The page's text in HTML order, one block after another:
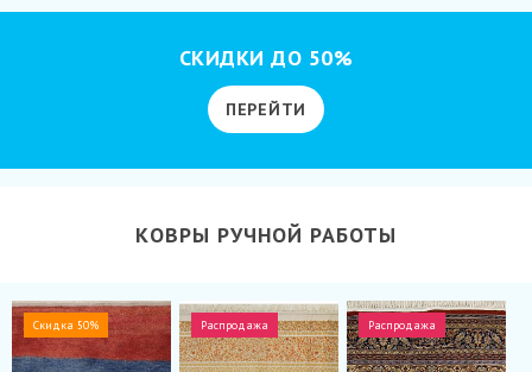
СКИДКИ ДО 50%
ПЕРЕЙТИ
КОВРЫ РУЧНОЙ РАБОТЫ
Скидка 50% Распродажа Распродажа